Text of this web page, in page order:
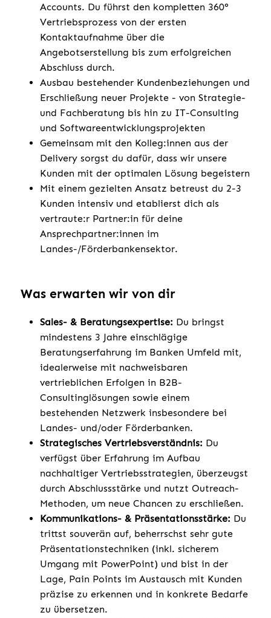
Accounts. Du führst den kompletten 360°
Vertriebsprozess von der ersten
Kontaktaufnahme über die
Angebotserstellung bis zum erfolgreichen
Abschluss durch.
Ausbau bestehender Kundenbeziehungen und
Erschließung neuer Projekte - von Strategie-
und Fachberatung bis hin zu IT-Consulting
und Softwareentwicklungsprojekten
Gemeinsam mit den Kolleg:innen aus der
Delivery sorgst du dafür, dass wir unsere
Kunden mit der optimalen Lösung begeistern
Mit einem gezielten Ansatz betreust du 2-3
Kunden intensiv und etablierst dich als
vertraute:r Partner:in für deine
Ansprechpartner:innen im
Landes-/Förderbankensektor.
Was erwarten wir von dir
Sales- & Beratungsexpertise: Du bringst
mindestens 3 Jahre einschlägige
Beratungserfahrung im Banken Umfeld mit,
idealerweise mit nachweisbaren
vertrieblichen Erfolgen in B2B-
Consultinglösungen sowie einem
bestehenden Netzwerk insbesondere bei
Landes- und/oder Förderbanken.
Strategisches Vertriebsverständnis: Du
verfügst über Erfahrung im Aufbau
nachhaltiger Vertriebsstrategien, überzeugst
durch Abschlussstärke und nutzt Outreach-
Methoden, um neue Chancen zu erschließen.
Kommunikations- & Präsentationsstärke: Du
trittst souverän auf, beherrschst sehr gute
Präsentationstechniken (inkl. sicherem
Umgang mit PowerPoint) und bist in der
Lage, Pain Points im Austausch mit Kunden
präzise zu erkennen und in konkrete Bedarfe
zu übersetzen.